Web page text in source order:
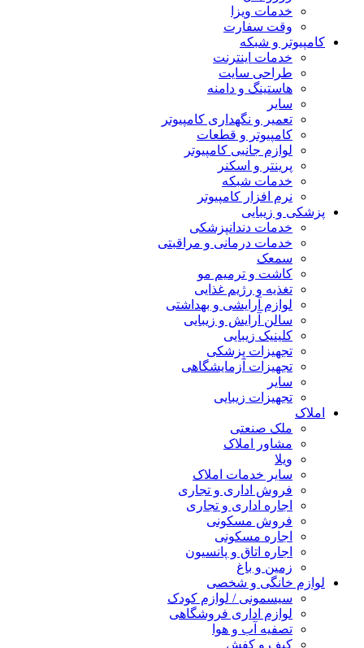
خدمات ویزا
وقت سفارت
کامپیوتر و شبکه
خدمات اینترنت
طراحی سایت
هاستینگ و دامنه
سایر
تعمیر و نگهداری کامپیوتر
کامپیوتر و قطعات
لوازم جانبی کامپیوتر
پرینتر و اسکنر
خدمات شبکه
نرم افزار کامپیوتر
پزشکی و زیبایی
خدمات دندانپزشکی
خدمات درمانی و مراقبتی
سمعک
کاشت و ترمیم مو
تغذیه و رژیم غذایی
لوازم آرایشی و بهداشتی
سالن آرایش و زیبایی
کلینیک زیبایی
تجهیزات پزشکی
تجهیزات آزمایشگاهی
سایر
تجهیزات زیبایی
املاک
ملک صنعتی
مشاور املاک
ویلا
سایر خدمات املاک
فروش اداری و تجاری
اجاره اداری و تجاری
فروش مسکونی
اجاره مسکونی
اجاره اتاق و پانسیون
زمین و باغ
لوازم خانگی و شخصی
سیسمونی / لوازم کودک
لوازم اداری فروشگاهی
تصفیه آب و هوا
کیف و کفش